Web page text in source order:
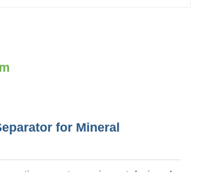
for Mineral